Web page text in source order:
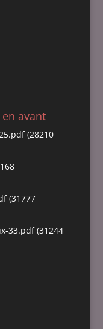
avant
(28210
(31777
33.pdf (31244